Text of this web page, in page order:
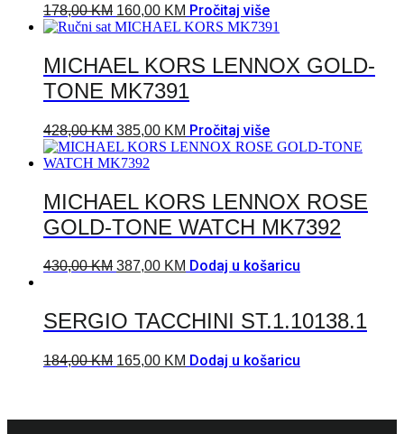
178,00KM 160,00 KM Pročitaj više
MICHAEL KORS LENNOX GOLD-
TONE MK7391
428,00KM 385,00 KM Pročitaj više
MICHAEL KORS LENNOX ROSE
GOLD-TONE WATCH MK7392
430,00KM 387,00 KM Dodaj u košaricu
SERGIO TACCHINI ST.1.10138.1
184,00KM 165,00 KM Dodaj u košaricu